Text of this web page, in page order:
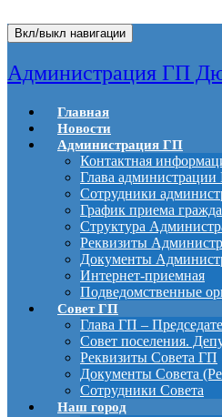
Вкл/выкл навигации
Администрация ГП
Главная
Новости
Администрация ГП
Контактная
Глава
Сотрудники
График приема
Структура
Реквизиты
Документы
Интернет-приемная
Подведомственные
Совет ГП
Глава ГП –
Совет поселения.
Реквизиты Совета ГП
Документы Совета
Сотрудники Совета
Наш город